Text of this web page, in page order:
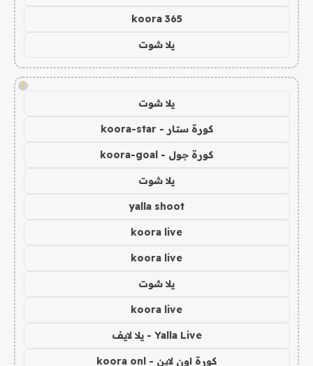
koora 365
يلا شوت
!
يلا شوت
كورة ستار - koora-star
كورة جول - koora-goal
يلا شوت
yalla shoot
koora live
koora live
يلا شوت
koora live
Yalla Live - يلا لايف
كورة اون لاين - koora onl